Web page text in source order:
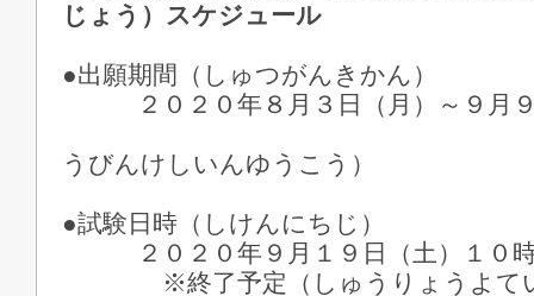
じょう）スケジュール
●出願期間（しゅつがんきかん）
２０２０年８月３日（月）～９月
うびんけしいんゆうこう）
●試験日時（しけんにちじ）
２０２０年９月１９日（土）１０
※終了予定（しゅうりょうよてい